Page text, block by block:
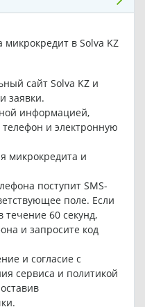
в Solva KZ
сайт Solva KZ и
заявки.
информацией,
и электронную
микрокредита и
поступит SMS-
поле. Если
60 секунд,
и запросите код
и согласие с
сервиса и политикой